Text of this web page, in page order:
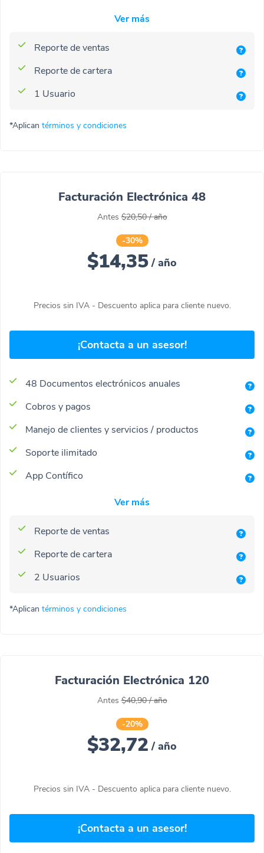
Ver más
Reporte de ventas
Reporte de cartera
1 Usuario
*Aplican términos y condiciones
Facturación Electrónica 48
Antes$20,50/año
-30%
$14,35 / año
Precios sin IVA - Descuento aplica para cliente nuevo.
¡Contacta a un asesor!
48 Documentos electrónicos anuales
Cobros y pagos
Manejo de clientes y servicios / productos
Soporte ilimitado
App Contífico
Ver más
Reporte de ventas
Reporte de cartera
2 Usuarios
*Aplican términos y condiciones
Facturación Electrónica 120
Antes$40,90/año
-20%
$32,72 / año
Precios sin IVA - Descuento aplica para cliente nuevo.
¡Contacta a un asesor!